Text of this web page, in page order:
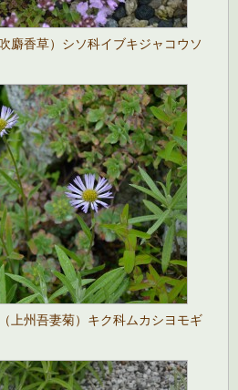
麝香草）シソ科イブキジャコウソ
上州吾妻菊）キク科ムカシヨモギ